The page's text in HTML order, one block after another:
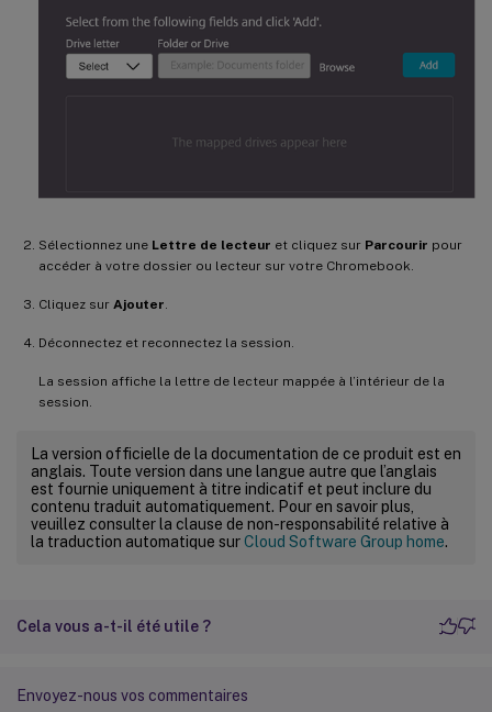
Sélectionnez une Lettre de lecteur et cliquez sur Parcourir pour
accéder à votre dossier ou lecteur sur votre Chromebook.
Cliquez sur Ajouter
Déconnectez et reconnectez la session.
La session affiche la lettre de lecteur mappée à l’intérieur de la
session.
La version officielle de la documentation de ce produit est en
anglais. Toute version dans une langue autre que l’anglais
est fournie uniquement à titre indicatif et peut inclure du
contenu traduit automatiquement. Pour en savoir plus,
veuillez consulter la clause de non-responsabilité relative à
la traduction automatique surCloud Software Group home.
Cela vous a-t-il été utile ?
Envoyez-nous vos commentaires